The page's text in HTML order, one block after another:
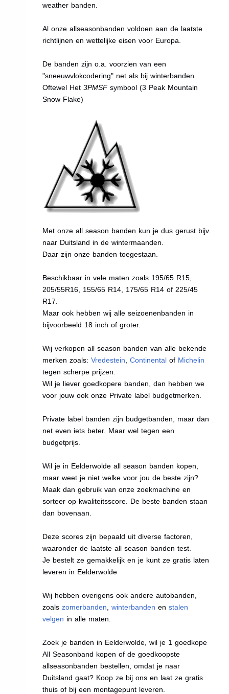
weather banden.
Al onze allseasonbanden voldoen aan de laatste
richtlijnen en wettelijke eisen voor Europa.
De banden zijn o.a. voorzien van een
"sneeuwvlokcodering" net als bij winterbanden.
Oftewel Het3PMSFsymbool (3 Peak Mountain
Snow Flake)
Met onze all season banden kun je dus gerust bijv.
naar Duitsland in de wintermaanden.
Daar zijn onze banden toegestaan.
Beschikbaar in vele maten zoals 195/65 R15,
205/55R16, 155/65 R14, 175/65 R14 of 225/45
R17.
Maar ook hebben wij alle seizoenenbanden in
bijvoorbeeld 18 inch of groter.
Wij verkopen all season banden van alle bekende
merken zoals:Vredestein ,Continental of Michelin
tegen scherpe prijzen.
Wil je liever goedkopere banden, dan hebben we
voor jouw ook onze Private label budgetmerken.
Private label banden zijn budgetbanden, maar dan
net even iets beter. Maar wel tegen een
budgetprijs.
Wil je in Eelderwolde all season banden kopen,
maar weet je niet welke voor jou de beste zijn?
Maak dan gebruik van onze zoekmachine en
sorteer op kwaliteitsscore. De beste banden staan
dan bovenaan.
Deze scores zijn bepaald uit diverse factoren,
waaronder de laatste all season banden test.
Je bestelt ze gemakkelijk en je kunt ze gratis laten
leveren in Eelderwolde
Wij hebben overigens ook andere autobanden,
zoalszomerbanden ,winterbanden enstalen
velgen in alle maten.
Zoek je banden in Eelderwolde, wil je 1 goedkope
All Seasonband kopen of de goedkoopste
allseasonbanden bestellen, omdat je naar
Duitsland gaat? Koop ze bij ons en laat ze gratis
thuis of bij een montagepunt leveren.